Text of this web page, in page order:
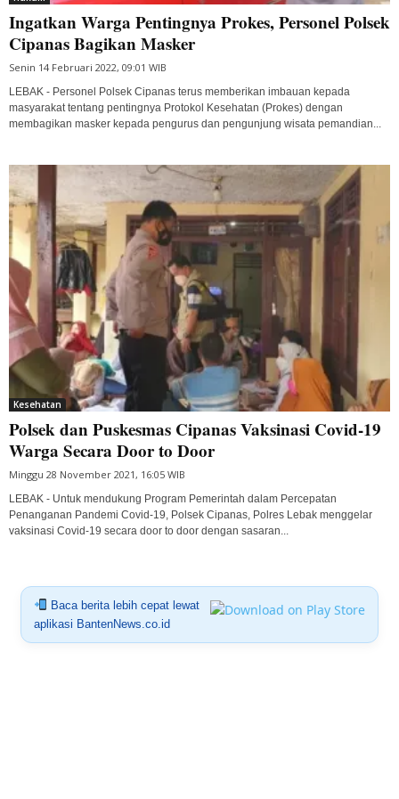
Ingatkan Warga Pentingnya Prokes, Personel Polsek
Cipanas Bagikan Masker
Senin 14 Februari 2022, 09:01 WIB
LEBAK - Personel Polsek Cipanas terus memberikan imbauan kepada
masyarakat tentang pentingnya Protokol Kesehatan (Prokes) dengan
membagikan masker kepada pengurus dan pengunjung wisata pemandian...
Kesehatan
Polsek dan Puskesmas Cipanas Vaksinasi Covid-19
Warga Secara Door to Door
Minggu 28 November 2021, 16:05 WIB
LEBAK - Untuk mendukung Program Pemerintah dalam Percepatan
Penanganan Pandemi Covid-19, Polsek Cipanas, Polres Lebak menggelar
vaksinasi Covid-19 secara door to door dengan sasaran...
Baca berita lebih cepat lewat
aplikasi BantenNews.co.id